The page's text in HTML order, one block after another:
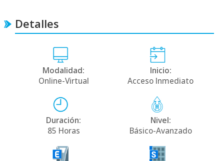
Detalles
Modalidad:
Online-Virtual
Inicio:
Acceso Inmediato
Duración:
85 Horas
Nivel:
Básico-Avanzado